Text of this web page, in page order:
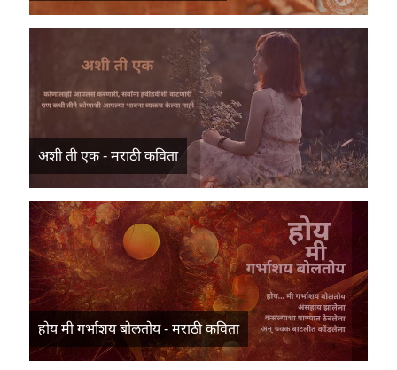
अशी ती एक - मराठी कविता
होय मी गर्भाशय बोलतोय - मराठी कविता